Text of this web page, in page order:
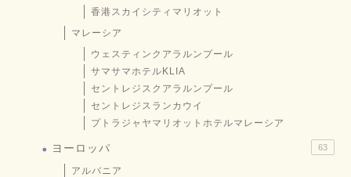
香港スカイシティマリオット
マレーシア
ウェスティンクアラルンプール
サマサマホテルKLIA
セントレジスクアラルンプール
セントレジスランカウイ
プトラジャヤマリオットホテルマレーシア
ヨーロッパ 63
アルバニア